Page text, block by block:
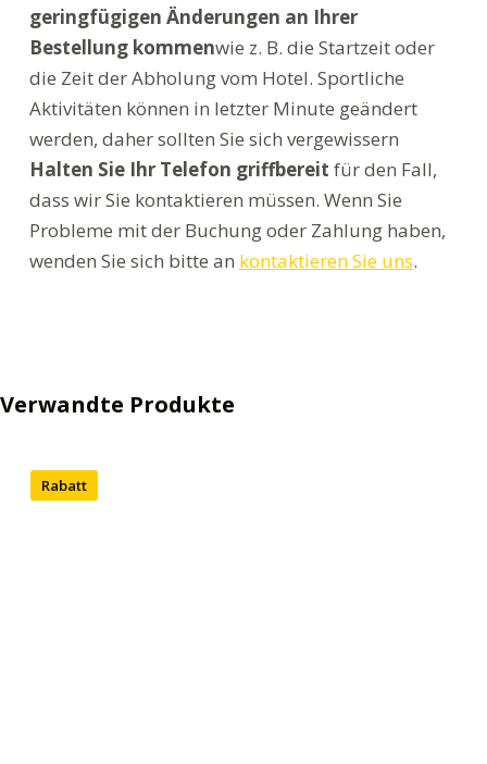
geringfügigen Änderungen an Ihrer
Bestellung kommenwie z. B. die Startzeit oder
die Zeit der Abholung vom Hotel. Sportliche
Aktivitäten können in letzter Minute geändert
werden, daher sollten Sie sich vergewissern
Halten Sie Ihr Telefon griffbereit für den Fall,
dass wir Sie kontaktieren müssen. Wenn Sie
Probleme mit der Buchung oder Zahlung haben,
wenden Sie sich bitte an kontaktieren Sie uns.
Verwandte Produkte
Rabatt